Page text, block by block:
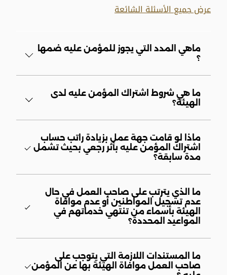
عرض جميع الأسئلة الشائعة
ماهي المدد التي يجوز للمؤمن عليه ضمها
؟
ما هي شروط اشتراك المؤمن عليه لدى
الهيئة؟
ماذا لو قامت جهة عمل بزيادة راتب حساب
اشتراك المؤمن عليه بأثر رجعي بحيث تشمل
مدة سابقة؟
ما الذي يترتب على صاحب العمل في حال
عدم تسجيل المواطنين أو عدم موافاة
الهيئة بأسماء من تنتهي خدماتهم في
المواعيد المحددة؟
ما المستندات اللازمة التي يتوجب على
صاحب العمل موافاة الهيئة بها عن المؤمن